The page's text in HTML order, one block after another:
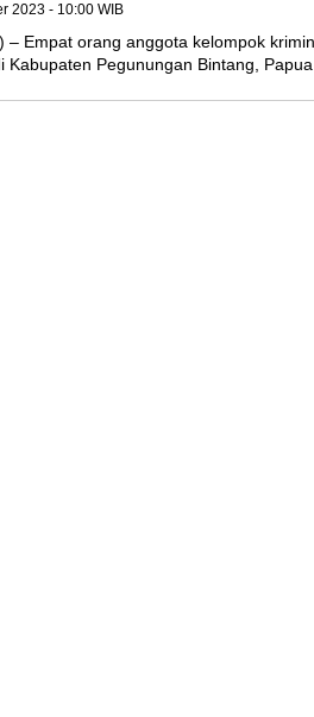
2023 - 10:00 WIB
– Empat orang anggota kelompok
Kabupaten Pegunungan Bintang,